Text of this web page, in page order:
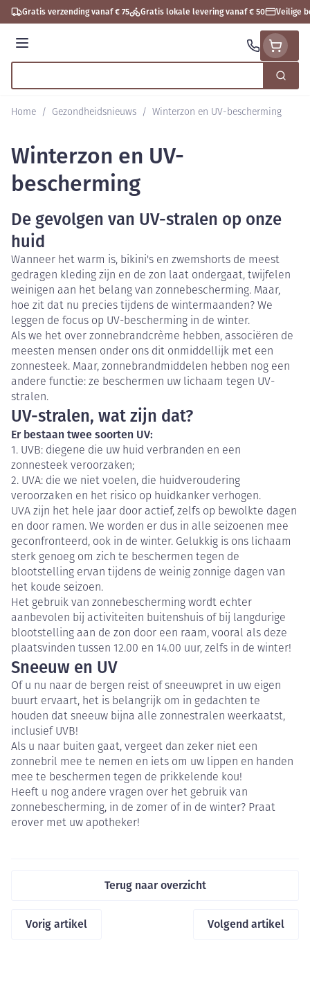
Ga naar de inhoud
Gratis verzending vanaf € 75 Gratis lokale levering vanaf € 50 Veilige
Menu
Zoek
Home / Gezondheidsnieuws / Winterzon en UV-bescherming
Winterzon en UV-
bescherming
De gevolgen van UV-stralen op onze
huid
Wanneer het warm is, bikini's en zwemshorts de meest
gedragen kleding zijn en de zon laat ondergaat, twijfelen
weinigen aan het belang van zonnebescherming. Maar,
hoe zit dat nu precies tijdens de wintermaanden? We
leggen de focus op UV-bescherming in de winter.
Als we het over zonnebrandcrème hebben, associëren de
meesten mensen onder ons dit onmiddellijk met een
zonnesteek. Maar, zonnebrandmiddelen hebben nog een
andere functie: ze beschermen uw lichaam tegen UV-
stralen.
UV-stralen, wat zijn dat?
Er bestaan twee soorten UV:
1. UVB: diegene die uw huid verbranden en een
zonnesteek veroorzaken;
2. UVA: die we niet voelen, die huidveroudering
veroorzaken en het risico op huidkanker verhogen.
UVA zijn het hele jaar door actief, zelfs op bewolkte dagen
en door ramen. We worden er dus in alle seizoenen mee
geconfronteerd, ook in de winter. Gelukkig is ons lichaam
sterk genoeg om zich te beschermen tegen de
blootstelling ervan tijdens de weinig zonnige dagen van
het koude seizoen.
Het gebruik van zonnebescherming wordt echter
aanbevolen bij activiteiten buitenshuis of bij langdurige
blootstelling aan de zon door een raam, vooral als deze
plaatsvinden tussen 12.00 en 14.00 uur, zelfs in de winter!
Sneeuw en UV
Of u nu naar de bergen reist of sneeuwpret in uw eigen
buurt ervaart, het is belangrijk om in gedachten te
houden dat sneeuw bijna alle zonnestralen weerkaatst,
inclusief UVB!
Als u naar buiten gaat, vergeet dan zeker niet een
zonnebril mee te nemen en iets om uw lippen en handen
mee te beschermen tegen de prikkelende kou!
Heeft u nog andere vragen over het gebruik van
zonnebescherming, in de zomer of in de winter? Praat
erover met uw apotheker!
Terug naar overzicht
Vorig artikel Volgend artikel